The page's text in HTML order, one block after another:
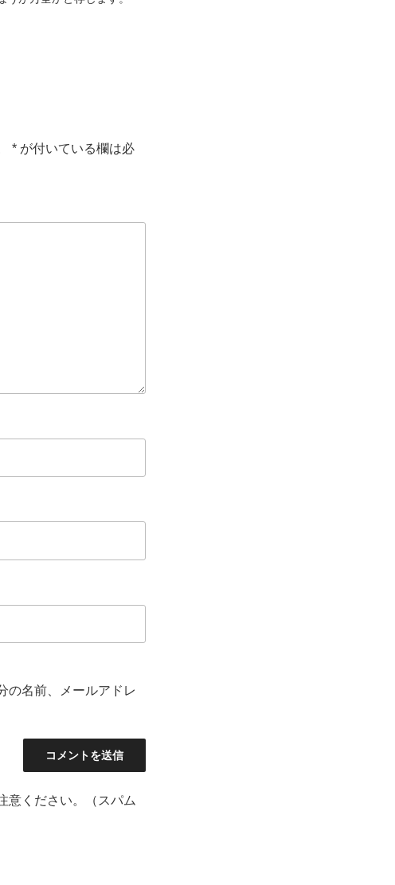
* が付いている欄は必
の名前、メールアドレ
意ください。（スパム